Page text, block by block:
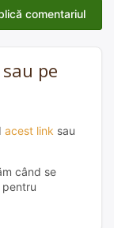
pe
acest link sau
când se
pentru